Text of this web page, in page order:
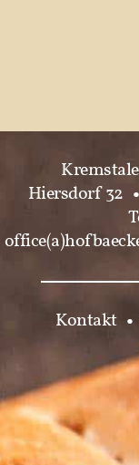
Hiersdorf 32 •
Kontakt •